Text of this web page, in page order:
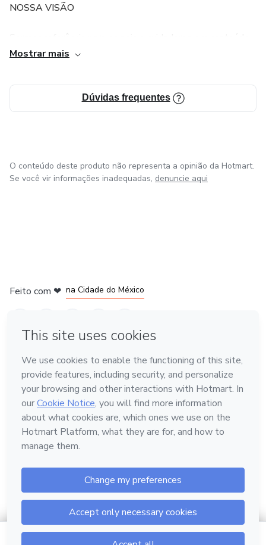
NOSSA VISÃO
e atividades que desenvolvam as crianças e as preparem
profissionalmente
NOSSOS VALORES
desenvolvimento de pessoas e respeito
Mostrar mais
Dúvidas frequentes
O conteúdo deste produto não representa a opinião da Hotmart.
Se você vir informações inadequadas, denuncie aqui
Feito com ❤ na Cidade do México
Conheça a Hotmart
Idioma
Português
Hotmart — 2011-2026 © Todos os direitos reservados.